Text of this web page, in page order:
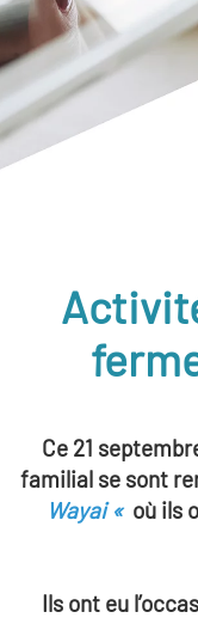
Ce 21
familial se sont
Wayai « où ils
Ils ont eu